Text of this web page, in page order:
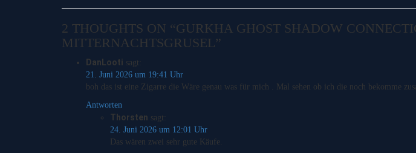
2 THOUGHTS ON “GURKHA GHOST SHADOW
MITTERNACHTSGRUSEL”
DanLooti sagt:
21. Juni 2026 um 19:41 Uhr
boh das ist eine Zigarre die Wäre genau was für mich . Mal sehen ob ich die noch bekomme
Antworten
Thorsten sagt:
24. Juni 2026 um 12:01 Uhr
Das wären zwei sehr gute Käufe.